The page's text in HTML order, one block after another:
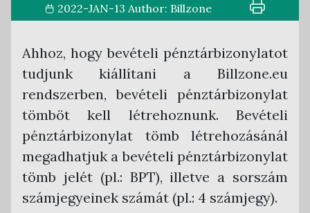
Cégregisztráció
Belépés
Nyitóoldal
Céges fiók beállítások
Letölthető dokumentumok
Cégválasztó
Felhasználók
NAV adatszolgáltatási beállítások
API beállítások
Hibridlevél beállítások
Önszámlázó modul
Egyéb integrációs beállítások
Bankszámla összepontozás modul
Törzsadatok kezelése
Számlatömbök
Bevételi pénztárbizonylat tömb
Kiadási pénztárbizonylat tömb
Fizetési módok
Partnerek
Mennyiségi egységek
Termékek
2022-JAN-13 Author: Billzone
Ahhoz, hogy bevételi pénztárbizonylatot
tudjunk kiállítani a Billzone.eu
rendszerben, bevételi pénztárbizonylat
tömböt kell létrehoznunk. Bevételi
pénztárbizonylat tömb létrehozásánál
megadhatjuk a bevételi pénztárbizonylat
tömb jelét (pl.: BPT), illetve a sorszám
számjegyeinek számát (pl.: 4 számjegy).